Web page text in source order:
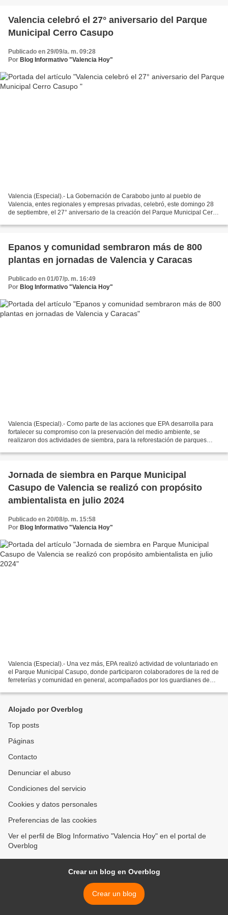
Valencia celebró el 27° aniversario del Parque
Municipal Cerro Casupo
Publicado en 29/09/a. m. 09:28
Por Blog Informativo "Valencia Hoy"
Valencia (Especial).- La Gobernación de Carabobo junto al pueblo de
Valencia, entes regionales y empresas privadas, celebró, este domingo 28
de septiembre, el 27° aniversario de la creación del Parque Municipal Cerro
Epanos y comunidad sembraron más de 800
plantas en jornadas de Valencia y Caracas
Publicado en 01/07/p. m. 16:49
Por Blog Informativo "Valencia Hoy"
Valencia (Especial).- Como parte de las acciones que EPA desarrolla para
fortalecer su compromiso con la preservación del medio ambiente, se
realizaron dos actividades de siembra, para la reforestación de parques
Jornada de siembra en Parque Municipal
Casupo de Valencia se realizó con propósito
ambientalista en julio 2024
Publicado en 20/08/p. m. 15:58
Por Blog Informativo "Valencia Hoy"
Valencia (Especial).- Una vez más, EPA realizó actividad de voluntariado en
el Parque Municipal Casupo, donde participaron colaboradores de la red de
ferreterías y comunidad en general, acompañados por los guardianes de
Alojado por Overblog
Top posts
Páginas
Contacto
Denunciar el abuso
Condiciones del servicio
Cookies y datos personales
Preferencias de las cookies
Ver el perfil de Blog Informativo "Valencia Hoy" en el portal de
Overblog
Crear un blog en Overblog
Crear un blog